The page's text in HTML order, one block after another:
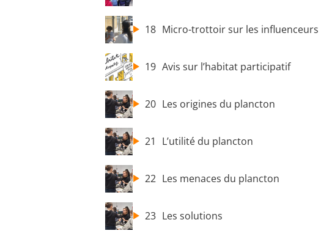
18 Micro-trottoir sur les influenceurs
19 Avis sur l’habitat participatif
20 Les origines du plancton
21 L’utilité du plancton
22 Les menaces du plancton
23 Les solutions